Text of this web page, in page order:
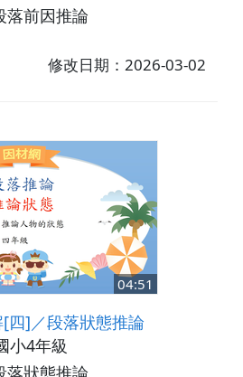
落前因推論
修改日期：2026-03-02
04:51
四]／段落狀態推論
小4年級